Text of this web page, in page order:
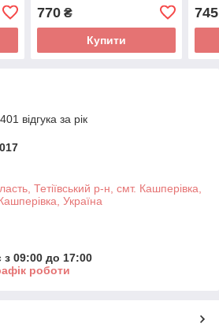
770₴
Купити
745
відгука за рік
Тетіївський р-н, смт. Кашперівка,
Україна
09:00 до 17:00
роботи